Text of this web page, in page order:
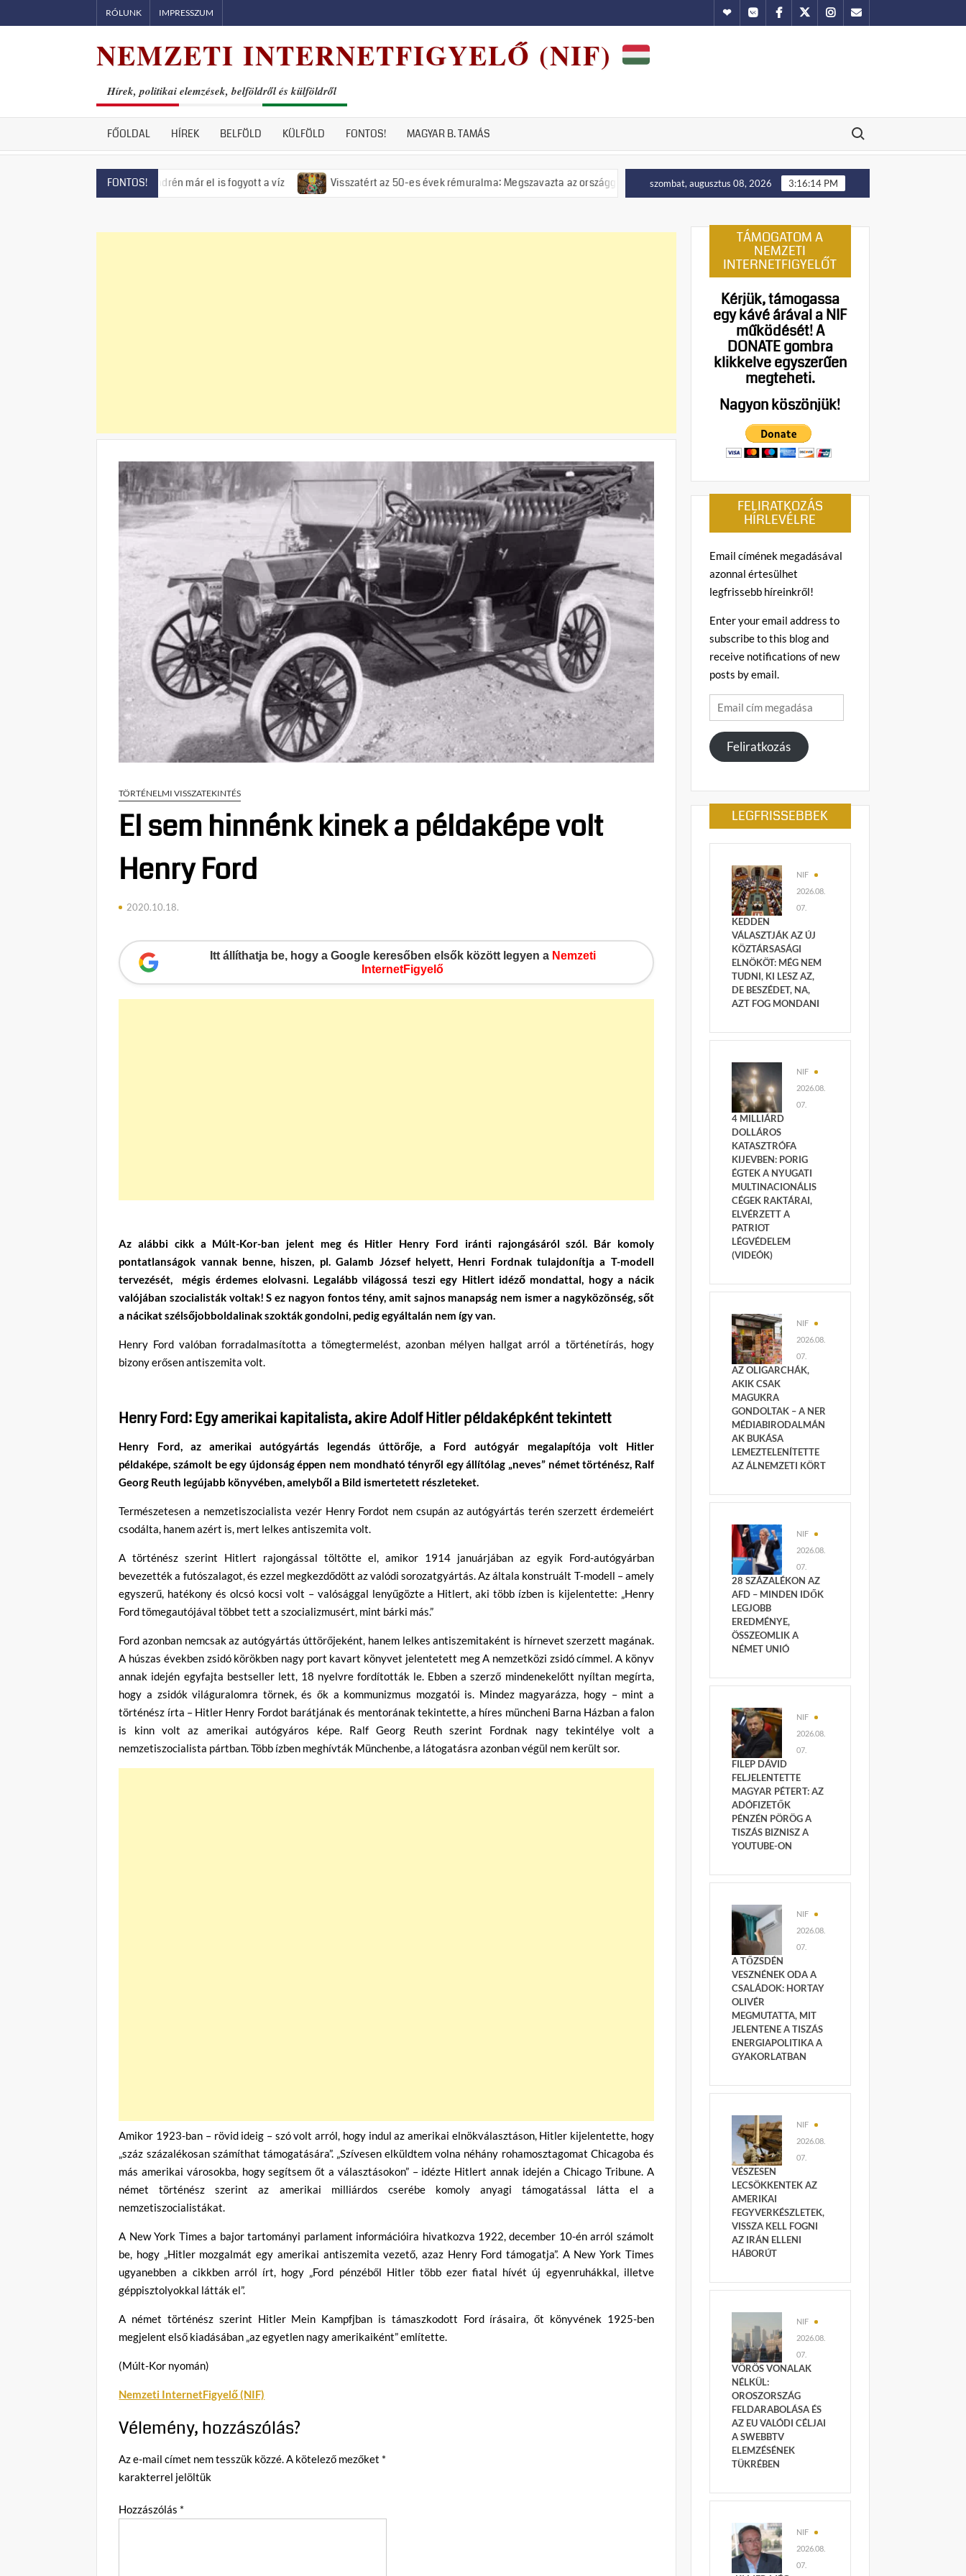
to
RÓLUNK IMPRESSZUM HundubVkontakte
Facebook
TwitterInstagram
Email
NEMZETI INTERNETFIGYELŐ (NIF)
Hírek, politikai elemzések, belföldről és külföldről
FŐOLDAL HÍREK BELFÖLD KÜLFÖLD FONTOS! MAGYAR B. TAMÁS
Search for:
FONTOS!
fenyeget, Szentendrén már el is fogyott a víz Visszatért az 50-es évek rémuralma: Megszavazta az országgyűlés a tiszás ÁVH felállítását! Putyin: Ukrajna nyugati területei előbb-utóbb
szombat, augusztus 08, 2026 3:16:15 PM
TÖRTÉNELMI VISSZATEKINTÉS
El sem hinnénk kinek a példaképe volt
Henry Ford
2020.10.18.
Itt állíthatja be, hogy a Google keresőben elsők között legyen a Nemzeti
InternetFigyelő
Az alábbi cikk a Múlt-Kor-ban jelent meg és Hitler Henry Ford iránti rajongásáról szól. Bár komoly
pontatlanságok vannak benne, hiszen, pl. Galamb József helyett, Henri Fordnak tulajdonítja a T-modell
tervezését, mégis érdemes elolvasni. Legalább világossá teszi egy Hitlert idéző mondattal, hogy a nácik
valójában szocialisták voltak! S ez nagyon fontos tény, amit sajnos manapság nem ismer a nagyközönség, sőt
a nácikat szélsőjobboldalinak szokták gondolni, pedig egyáltalán nem így van.
Henry Ford valóban forradalmasította a tömegtermelést, azonban mélyen hallgat arról a történetírás, hogy
bizony erősen antiszemita volt.
Henry Ford: Egy amerikai kapitalista, akire Adolf Hitler példaképként tekintett
Henry Ford, az amerikai autógyártás legendás úttörője, a Ford autógyár megalapítója volt Hitler
példaképe, számolt be egy újdonság éppen nem mondható tényről egy állítólag „neves” német történész, Ralf
Georg Reuth legújabb könyvében, amelyből a Bild ismertetett részleteket.
Természetesen a nemzetiszocialista vezér Henry Fordot nem csupán az autógyártás terén szerzett érdemeiért
csodálta, hanem azért is, mert lelkes antiszemita volt.
A történész szerint Hitlert rajongással töltötte el, amikor 1914 januárjában az egyik Ford-autógyárban
bevezették a futószalagot, és ezzel megkezdődött az valódi sorozatgyártás. Az általa konstruált T-modell – amely
egyszerű, hatékony és olcsó kocsi volt – valósággal lenyűgözte a Hitlert, aki több ízben is kijelentette: „Henry
Ford tömegautójával többet tett a szocializmusért, mint bárki más.”
Ford azonban nemcsak az autógyártás úttörőjeként, hanem lelkes antiszemitaként is hírnevet szerzett magának.
A húszas években zsidó körökben nagy port kavart könyvet jelentetett meg A nemzetközi zsidó címmel. A könyv
annak idején egyfajta bestseller lett, 18 nyelvre fordították le. Ebben a szerző mindenekelőtt nyíltan megírta,
hogy a zsidók világuralomra törnek, és ők a kommunizmus mozgatói is. Mindez magyarázza, hogy – mint a
történész írta – Hitler Henry Fordot barátjának és mentorának tekintette, a híres müncheni Barna Házban a falon
is kinn volt az amerikai autógyáros képe. Ralf Georg Reuth szerint Fordnak nagy tekintélye volt a
nemzetiszocialista pártban. Több ízben meghívták Münchenbe, a látogatásra azonban végül nem került sor.
Amikor 1923-ban – rövid ideig – szó volt arról, hogy indul az amerikai elnökválasztáson, Hitler kijelentette, hogy
„száz százalékosan számíthat támogatására”. „Szívesen elküldtem volna néhány rohamosztagomat Chicagoba és
más amerikai városokba, hogy segítsem őt a választásokon” – idézte Hitlert annak idején a Chicago Tribune. A
német történész szerint az amerikai milliárdos cserébe komoly anyagi támogatással látta el a
nemzetiszocialistákat.
A New York Times a bajor tartományi parlament információira hivatkozva 1922, december 10-én arról számolt
be, hogy „Hitler mozgalmát egy amerikai antiszemita vezető, azaz Henry Ford támogatja”. A New York Times
ugyanebben a cikkben arról írt, hogy „Ford pénzéből Hitler több ezer fiatal hívét új egyenruhákkal, illetve
géppisztolyokkal látták el”.
A német történész szerint Hitler Mein Kampfjban is támaszkodott Ford írásaira, őt könyvének 1925-ben
megjelent első kiadásában „az egyetlen nagy amerikaiként” említette.
(Múlt-Kor nyomán)
Nemzeti InternetFigyelő (NIF)
Vélemény, hozzászólás?
Az e-mail címet nem tesszük közzé. A kötelező mezőket *
karakterrel jelöltük
Hozzászólás *
TÁMOGATOM A
NEMZETI
INTERNETFIGYELŐT
Kérjük, támogassa
egy kávé árával a NIF
működését!A
DONATE gombra
klikkelve egyszerűen
megteheti.
Nagyon köszönjük!
FELIRATKOZÁS
HÍRLEVÉLRE
Email címének megadásával
azonnal értesülhet
legfrissebb híreinkről!
Enter your email address to
subscribe to this blog and
receive notifications of new
posts by email.
Email
cím
megadása
Feliratkozás
LEGFRISSEBBEK
NIF
2026.08.
07.
KEDDEN
VÁLASZTJÁK AZ ÚJ
KÖZTÁRSASÁGI
ELNÖKÖT: MÉG NEM
TUDNI, KI LESZ AZ,
DE BESZÉDET, NA,
AZT FOG MONDANI
NIF
2026.08.
07.
4 MILLIÁRD
DOLLÁROS
KATASZTRÓFA
KIJEVBEN: PORIG
ÉGTEK A NYUGATI
MULTINACIONÁLIS
CÉGEK RAKTÁRAI,
ELVÉRZETT A
PATRIOT
LÉGVÉDELEM
(VIDEÓK)
NIF
2026.08.
07.
AZ OLIGARCHÁK,
AKIK CSAK
MAGUKRA
GONDOLTAK – A NER
MÉDIABIRODALMÁN
AK BUKÁSA
LEMEZTELENÍTETTE
AZ ÁLNEMZETI KÖRT
NIF
2026.08.
07.
28 SZÁZALÉKON AZ
AFD – MINDEN IDŐK
LEGJOBB
EREDMÉNYE,
ÖSSZEOMLIK A
NÉMET UNIÓ
NIF
2026.08.
07.
FILEP DÁVID
FELJELENTETTE
MAGYAR PÉTERT: AZ
ADÓFIZETŐK
PÉNZÉN PÖRÖG A
TISZÁS BIZNISZ A
YOUTUBE-ON
NIF
2026.08.
07.
A TŐZSDÉN
VESZNÉNEK ODA A
CSALÁDOK: HORTAY
OLIVÉR
MEGMUTATTA, MIT
JELENTENE A TISZÁS
ENERGIAPOLITIKA A
GYAKORLATBAN
NIF
2026.08.
07.
VÉSZESEN
LECSÖKKENTEK AZ
AMERIKAI
FEGYVERKÉSZLETEK,
VISSZA KELL FOGNI
AZ IRÁN ELLENI
HÁBORÚT
NIF
2026.08.
07.
VÖRÖS VONALAK
NÉLKÜL:
OROSZORSZÁG
FELDARABOLÁSA ÉS
AZ EU VALÓDI CÉLJAI
A SWEBBTV
ELEMZÉSÉNEK
TÜKRÉBEN
NIF
2026.08.
07.